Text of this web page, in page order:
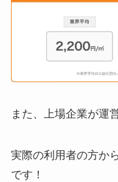
また、上場企業が運
実際の利用者の方か
です！